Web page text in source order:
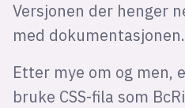
Versjonen der henger
med dokumentasjonen.
Etter mye om og men,
bruke CSS-fila som